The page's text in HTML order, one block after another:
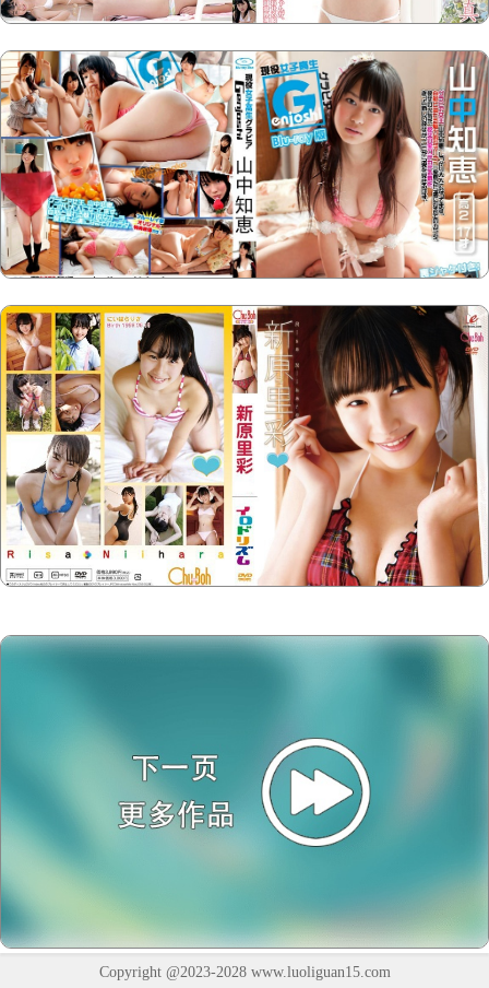
Copyright @2023-2028 www.luoliguan15.com